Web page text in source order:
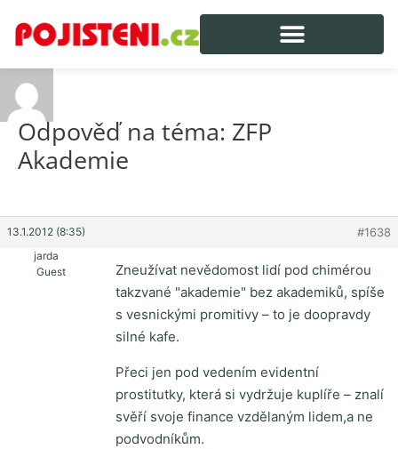
Odpověď na téma: ZFP
Akademie
13.1.2012 (8:35) #1638
jarda
Guest
Zneužívat nevědomost lidí pod chimérou
takzvané "akademie" bez akademiků, spíše
s vesnickými promitivy – to je doopravdy
silné kafe.
Přeci jen pod vedením evidentní
prostitutky, která si vydržuje kuplíře – znalí
svěří svoje finance vzdělaným lidem,a ne
podvodníkům.